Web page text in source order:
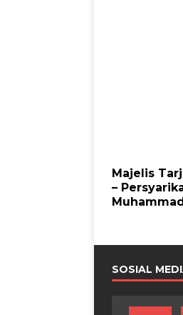
Majelis
–
SOSIAL